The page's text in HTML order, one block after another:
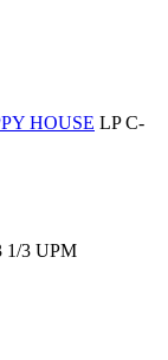
HOUSE LP C-
1/3 UPM